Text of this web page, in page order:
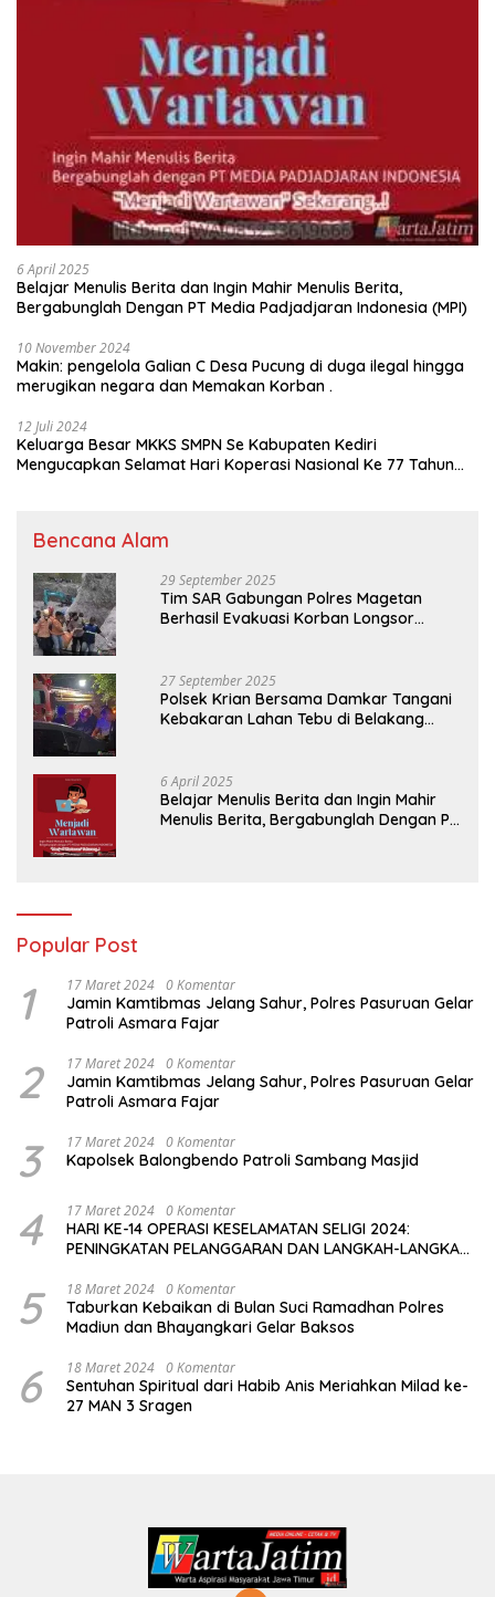
6 April 2025
Belajar Menulis Berita dan Ingin Mahir Menulis Berita,
Bergabunglah Dengan PT Media Padjadjaran Indonesia (MPI)
10 November 2024
Makin: pengelola Galian C Desa Pucung di duga ilegal hingga
merugikan negara dan Memakan Korban .
12 Juli 2024
Keluarga Besar MKKS SMPN Se Kabupaten Kediri
Mengucapkan Selamat Hari Koperasi Nasional Ke 77 Tahun
Bencana Alam
29 September 2025
Tim SAR Gabungan Polres Magetan
Berhasil Evakuasi Korban Longsor
27 September 2025
Polsek Krian Bersama Damkar Tangani
Kebakaran Lahan Tebu di Belakang
6 April 2025
Belajar Menulis Berita dan Ingin Mahir
Menulis Berita, Bergabunglah Dengan PT
Popular Post
1 17 Maret 2024 0 Komentar
Jamin Kamtibmas Jelang Sahur, Polres Pasuruan Gelar
Patroli Asmara Fajar
2 17 Maret 2024 0 Komentar
Jamin Kamtibmas Jelang Sahur, Polres Pasuruan Gelar
Patroli Asmara Fajar
3 17 Maret 2024 0 Komentar
Kapolsek Balongbendo Patroli Sambang Masjid
4 17 Maret 2024 0 Komentar
HARI KE-14 OPERASI KESELAMATAN SELIGI 2024:
PENINGKATAN PELANGGARAN DAN LANGKAH-LANGKAH
5 18 Maret 2024 0 Komentar
Taburkan Kebaikan di Bulan Suci Ramadhan Polres
Madiun dan Bhayangkari Gelar Baksos
6 18 Maret 2024 0 Komentar
Sentuhan Spiritual dari Habib Anis Meriahkan Milad ke-
27 MAN 3 Sragen